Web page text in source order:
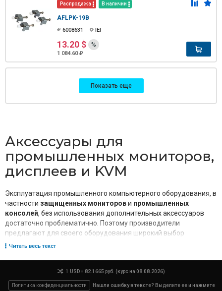
Распродажа В наличии
AFLPK-19B
6008631 IEI
13.20 $
1 084.60 ₽
%
Показать еще
Аксессуары для
промышленных мониторов,
дисплеев и KVM
Эксплуатация промышленного компьютерного оборудования, в
частности защищенных мониторови промышленных
консолей, без использования дополнительных аксессуаров
достаточно проблематично. Поэтому производители
предлагают для своего оборудования широкий выбор
элементов крепления, направляющих соединительных
Среди наиболее известных и хорошо себя зарекомендовавших
брендов стоит отметить Ariesys, ACME, IEI, Winmate. Продукция
Читать весь текст
1 USD = 82.1665 руб. (курс на 08.08.2026)
Политика конфиденциальности Нашли ошибку в тексте? Выделите ее и нажмите